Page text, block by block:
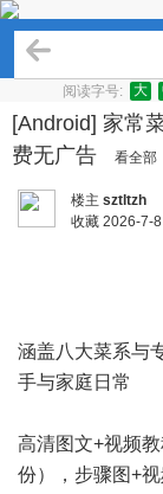
阅读字号: 大
[Android] 家常
费无广告
看全部
楼主 sztltzh
收藏 2026-7-
涵盖八大菜系与
手与家庭日常
高清图文+视频
份），步骤图+